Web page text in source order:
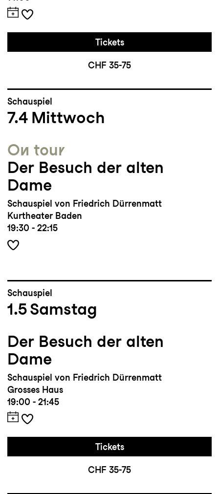
Tickets
CHF 35-75
Schauspiel
7.4 Mittwoch
On tour
Der Besuch der alten
Dame
Schauspiel von Friedrich Dürrenmatt
Kurtheater Baden
19:30 - 22:15
Schauspiel
1.5Samstag
Der Besuch der alten
Dame
Schauspiel von Friedrich Dürrenmatt
Grosses Haus
19:00 - 21:45
Tickets
CHF 35-75